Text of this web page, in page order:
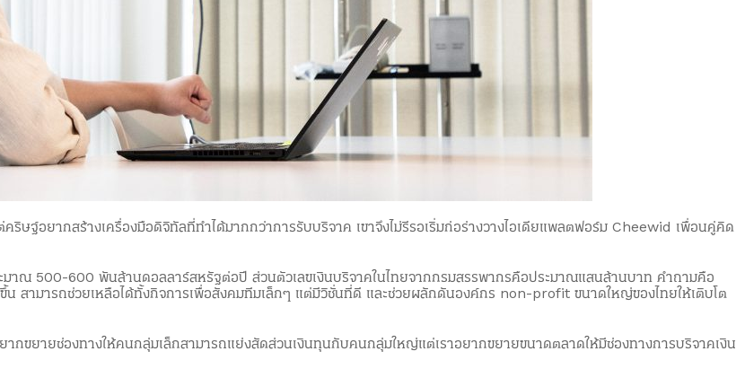
ษฐ์อยากสร้างเครื่องมือดิจิทัลที่ทำได้มากกว่าการรับบริจาค เขาจึงไม่รีรอเริ่มก่อร่างวางไอเดียแพลตฟอร์ม Cheewid เพื่อนคู่คิด
ะมาณ 500-600 พันล้านดอลลาร์สหรัฐต่อปี ส่วนตัวเลขเงินบริจาคในไทยจากกรมสรรพากรคือประมาณแสนล้านบาท คำถามคือ
น สามารถช่วยเหลือได้ทั้งกิจการเพื่อสังคมทีมเล็กๆ แต่มีวิชั่นที่ดี และช่วยผลักดันองค์กร non-profit ขนาดใหญ่ของไทยให้เติบโต
ยากขยายช่องทางให้คนกลุ่มเล็กสามารถแย่งสัดส่วนเงินทุนกับคนกลุ่มใหญ่แต่เราอยากขยายขนาดตลาดให้มีช่องทางการบริจาคเงิน